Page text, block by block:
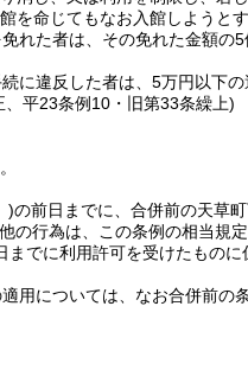
を命じてもなお入館しようと
れた者は、その免れた金額の
に違反した者は、5万円以下の
平23条例10・旧第33条繰上)
)の前日までに、合併前の天草
の行為は、この条例の相当規
でに利用許可を受けたもの
用については、なお合併前の